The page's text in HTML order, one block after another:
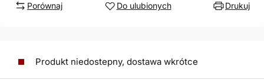
Porównaj Do ulubionych Drukuj
Produkt niedostepny, dostawa wkrótce